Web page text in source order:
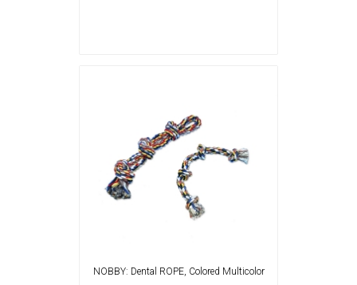
NOBBY: Dental ROPE, Colored Multicolor